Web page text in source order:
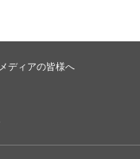
メディアの皆様へ